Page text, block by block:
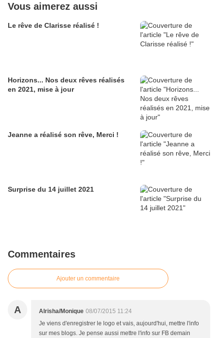
Vous aimerez aussi
Le rêve de Clarisse réalisé !
Horizons... Nos deux rêves réalisés
en 2021, mise à jour
Jeanne a réalisé son rêve, Merci !
Surprise du 14 juillet 2021
Commentaires
Ajouter un commentaire
A Alrisha/Monique 08/07/2015 11:24
Je viens d'enregistrer le logo et vais, aujourd'hui, mettre l'info
sur mes blogs. Je pense aussi mettre l'info sur FB demain